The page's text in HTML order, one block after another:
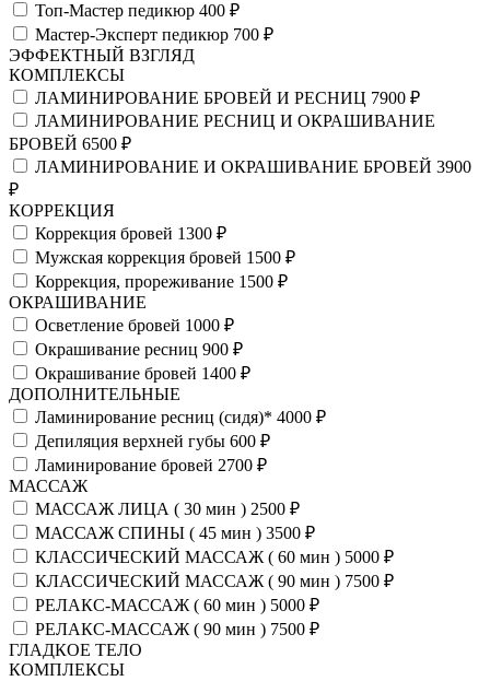
Топ-Мастер педикюр 400 ₽
Мастер-Эксперт педикюр 700 ₽
ЭФФЕКТНЫЙ ВЗГЛЯД
КОМПЛЕКСЫ
ЛАМИНИРОВАНИЕ БРОВЕЙ И РЕСНИЦ 7900 ₽
ЛАМИНИРОВАНИЕ РЕСНИЦ И ОКРАШИВАНИЕ
БРОВЕЙ 6500 ₽
ЛАМИНИРОВАНИЕ И ОКРАШИВАНИЕ БРОВЕЙ 3900
₽
КОРРЕКЦИЯ
Коррекция бровей 1300 ₽
Мужская коррекция бровей 1500 ₽
Коррекция, прореживание 1500 ₽
ОКРАШИВАНИЕ
Осветление бровей 1000 ₽
Окрашивание ресниц 900 ₽
Окрашивание бровей 1400 ₽
ДОПОЛНИТЕЛЬНЫЕ
Ламинирование ресниц (сидя)* 4000 ₽
Депиляция верхней губы 600 ₽
Ламинирование бровей 2700 ₽
МАССАЖ
МАССАЖ ЛИЦА ( 30 мин ) 2500 ₽
МАССАЖ СПИНЫ ( 45 мин ) 3500 ₽
КЛАССИЧЕСКИЙ МАССАЖ ( 60 мин ) 5000 ₽
КЛАССИЧЕСКИЙ МАССАЖ ( 90 мин ) 7500 ₽
РЕЛАКС-МАССАЖ ( 60 мин ) 5000 ₽
РЕЛАКС-МАССАЖ ( 90 мин ) 7500 ₽
ГЛАДКОЕ ТЕЛО
КОМПЛЕКСЫ